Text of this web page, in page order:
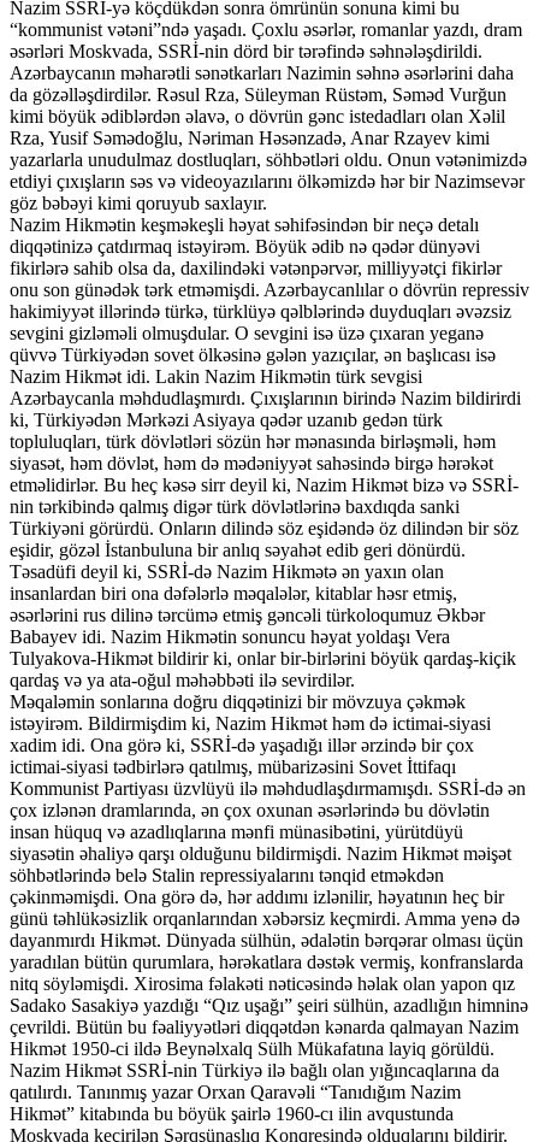
Nazim SSRİ-yə köçdükdən sonra ömrünün sonuna kimi bu
“kommunist vətəni”ndə yaşadı. Çoxlu əsərlər, romanlar yazdı, dram
əsərləri Moskvada, SSRİ-nin dörd bir tərəfində səhnələşdirildi.
Azərbaycanın məharətli sənətkarları Nazimin səhnə əsərlərini daha
da gözəlləşdirdilər. Rəsul Rza, Süleyman Rüstəm, Səməd Vurğun
kimi böyük ədiblərdən əlavə, o dövrün gənc istedadları olan Xəlil
Rza, Yusif Səmədoğlu, Nəriman Həsənzadə, Anar Rzayev kimi
yazarlarla unudulmaz dostluqları, söhbətləri oldu. Onun vətənimizdə
etdiyi çıxışların səs və videoyazılarını ölkəmizdə hər bir Nazimsevər
göz bəbəyi kimi qoruyub saxlayır.
Nazim Hikmətin keşməkeşli həyat səhifəsindən bir neçə detalı
diqqətinizə çatdırmaq istəyirəm. Böyük ədib nə qədər dünyəvi
fikirlərə sahib olsa da, daxilindəki vətənpərvər, milliyyətçi fikirlər
onu son günədək tərk etməmişdi. Azərbaycanlılar o dövrün repressiv
hakimiyyət illərində türkə, türklüyə qəlblərində duyduqları əvəzsiz
sevgini gizləməli olmuşdular. O sevgini isə üzə çıxaran yeganə
qüvvə Türkiyədən sovet ölkəsinə gələn yazıçılar, ən başlıcası isə
Nazim Hikmət idi. Lakin Nazim Hikmətin türk sevgisi
Azərbaycanla məhdudlaşmırdı. Çıxışlarının birində Nazim bildirirdi
ki, Türkiyədən Mərkəzi Asiyaya qədər uzanıb gedən türk
topluluqları, türk dövlətləri sözün hər mənasında birləşməli, həm
siyasət, həm dövlət, həm də mədəniyyət sahəsində birgə hərəkət
etməlidirlər. Bu heç kəsə sirr deyil ki, Nazim Hikmət bizə və SSRİ-
nin tərkibində qalmış digər türk dövlətlərinə baxdıqda sanki
Türkiyəni görürdü. Onların dilində söz eşidəndə öz dilindən bir söz
eşidir, gözəl İstanbuluna bir anlıq səyahət edib geri dönürdü.
Təsadüfi deyil ki, SSRİ-də Nazim Hikmətə ən yaxın olan
insanlardan biri ona dəfələrlə məqalələr, kitablar həsr etmiş,
əsərlərini rus dilinə tərcümə etmiş gəncəli türkoloqumuz Əkbər
Babayev idi. Nazim Hikmətin sonuncu həyat yoldaşı Vera
Tulyakova-Hikmət bildirir ki, onlar bir-birlərini böyük qardaş-kiçik
qardaş və ya ata-oğul məhəbbəti ilə sevirdilər.
Məqaləmin sonlarına doğru diqqətinizi bir mövzuya çəkmək
istəyirəm. Bildirmişdim ki, Nazim Hikmət həm də ictimai-siyasi
xadim idi. Ona görə ki, SSRİ-də yaşadığı illər ərzində bir çox
ictimai-siyasi tədbirlərə qatılmış, mübarizəsini Sovet İttifaqı
Kommunist Partiyası üzvlüyü ilə məhdudlaşdırmamışdı. SSRİ-də ən
çox izlənən dramlarında, ən çox oxunan əsərlərində bu dövlətin
insan hüquq və azadlıqlarına mənfi münasibətini, yürütdüyü
siyasətin əhaliyə qarşı olduğunu bildirmişdi. Nazim Hikmət məişət
söhbətlərində belə Stalin repressiyalarını tənqid etməkdən
çəkinməmişdi. Ona görə də, hər addımı izlənilir, həyatının heç bir
günü təhlükəsizlik orqanlarından xəbərsiz keçmirdi. Amma yenə də
dayanmırdı Hikmət. Dünyada sülhün, ədalətin bərqərar olması üçün
yaradılan bütün qurumlara, hərəkatlara dəstək vermiş, konfranslarda
nitq söyləmişdi. Xirosima fəlakəti nəticəsində həlak olan yapon qız
Sadako Sasakiyə yazdığı “Qız uşağı” şeiri sülhün, azadlığın himninə
çevrildi. Bütün bu fəaliyyətləri diqqətdən kənarda qalmayan Nazim
Hikmət 1950-ci ildə Beynəlxalq Sülh Mükafatına layiq görüldü.
Nazim Hikmət SSRİ-nin Türkiyə ilə bağlı olan yığıncaqlarına da
qatılırdı. Tanınmış yazar Orxan Qaravəli “Tanıdığım Nazim
Hikmət” kitabında bu böyük şairlə 1960-cı ilin avqustunda
Moskvada keçirilən Şərqşünaslıq Konqresində olduqlarını bildirir.